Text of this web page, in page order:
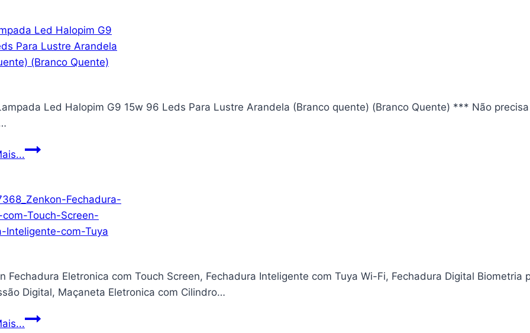
Limpar,
Modelo
AFM4,
Oster
7,5L
com
–
Led Halopim G9 15w 96 Leds Para Lustre Arandela (Branco quente) (Branco Quente) *** Não
Kit
Led
Halopim
G9
Leds
Para
Arandela
Fechadura Eletronica com Touch Screen, Fechadura Inteligente com Tuya Wi-Fi, Fechadura Digital Biometria
Digital, Maçaneta Eletronica com Cilindro…
Zenkon